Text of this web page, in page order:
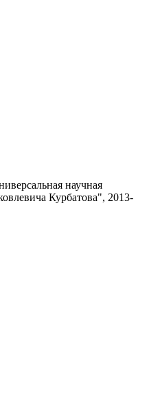
научная
Курбатова", 2013-